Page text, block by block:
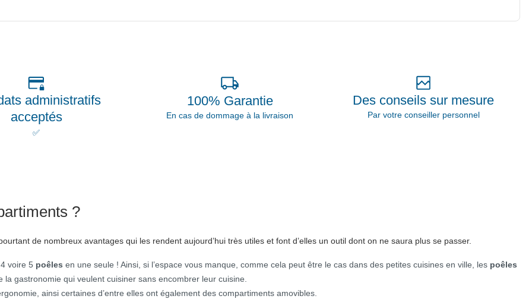
administratifs
acceptés
✅
100% Garantie
En cas de dommage à la livraison
Des conseils sur mesure
Par votre conseiller personnel
?
de nombreux avantages qui les rendent aujourd’hui très utiles et font d’elles un outil dont on ne saura plus se passer.
voire 5 poêles en une seule ! Ainsi, si l’espace vous manque, comme cela peut être le cas dans des petites cuisines en ville, les poêles
gastronomie qui veulent cuisiner sans encombrer leur cuisine.
ainsi certaines d’entre elles ont également des compartiments amovibles.